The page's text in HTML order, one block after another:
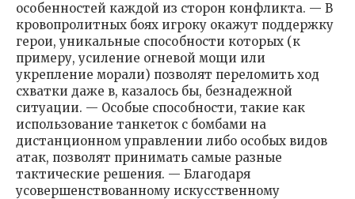
особенностей каждой из сторон конфликта. — В
кровопролитных боях игроку окажут поддержку
герои, уникальные способности которых (к
примеру, усиление огневой мощи или
укрепление морали) позволят переломить ход
схватки даже в, казалось бы, безнадежной
ситуации. — Особые способности, такие как
использование танкеток с бомбами на
дистанционном управлении либо особых видов
атак, позволят принимать самые разные
тактические решения. — Благодаря
усовершенствованному искусственному